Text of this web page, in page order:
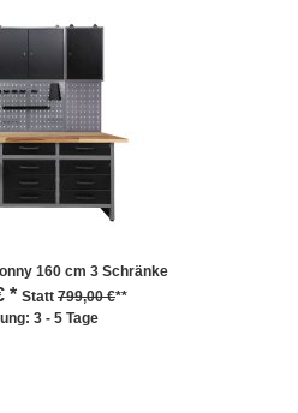
160 cm 3 Schränke
* Statt 799,00 €**
3 - 5 Tage